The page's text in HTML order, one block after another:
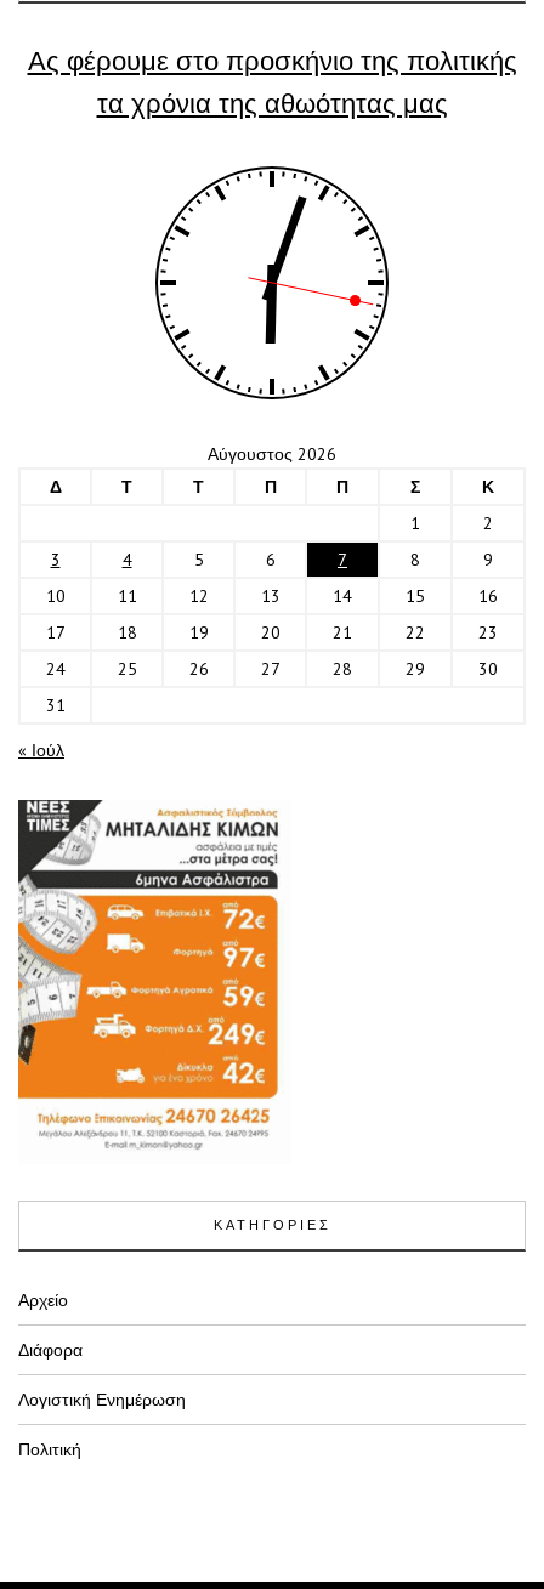
Ας φέρουμε στο προσκήνιο της πολιτικής
τα χρόνια της αθωότητας μας
Αύγουστος 2026
Δ
Τ Τ Π Π Σ
Κ
1
2
3
4 5 6 7 8
9
10
11 12 13 14 15
16
17
18 19 20 21 22
23
24
25 26 27 28 29
30
31
« Ιούλ
ΚΑΤΗΓΟΡΙΕΣ
Αρχείο
Διάφορα
Λογιστική Ενημέρωση
Πολιτική